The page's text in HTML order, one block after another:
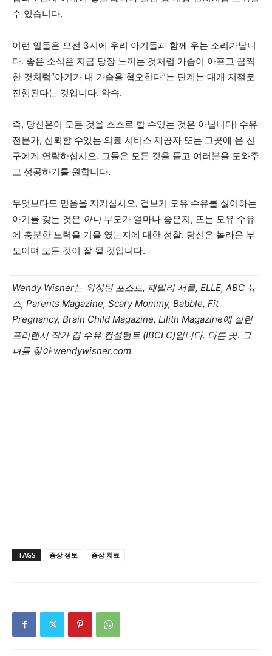
수 있습니다.
이런 일들은 오전 3시에 우리 아기들과 함께 우는 소리가납니
다. 좋은 소식은 지금 당장 느끼는 것처럼 가슴이 아프고 끔찍
한 것처럼“아기가 내 가슴을 혐오한다”는 단계는 대개 저절로
진행된다는 것입니다. 약속.
즉, 당신은이 모든 것을 스스로 할 수있는 것은 아닙니다! 수유
전문가, 신뢰할 수있는 의료 서비스 제공자 또는 그곳에 온 친
구에게 연락하십시오. 그들은 모든 것을 듣고 여러분을 도와주
고 성공하기를 원합니다.
무엇보다도 믿음을 지키십시오. 겉보기 모유 수유를 싫어하는
아기를 갖는 것은 아니부모가 얼마나 좋은지, 또는 모유 수유
에 충분한 노력을 기울 였는지에 대한 성찰. 당신은 놀라운 부
모이며 모든 것이 잘 될 것입니다.
Wendy Wisner는 워싱턴 포스트, 패밀리 서클, ELLE, ABC 뉴
스, Parents Magazine, Scary Mommy, Babble, Fit
Pregnancy, Brain Child Magazine, Lilith Magazine에 실린
프리랜서 작가 겸 수유 컨설턴트 (IBCLC)입니다. 다른 곳. 그
녀를 찾아 wendywisner.com.
TAGS 증상 정보 증상 치료